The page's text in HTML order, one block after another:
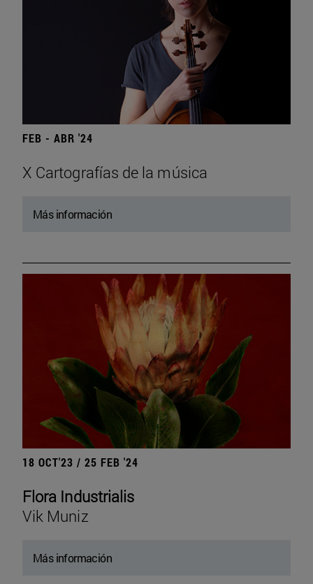
FEB - ABR '24
X Cartografías de la música
Más información
18 OCT'23 / 25 FEB '24
Flora Industrialis
Vik Muniz
Más información